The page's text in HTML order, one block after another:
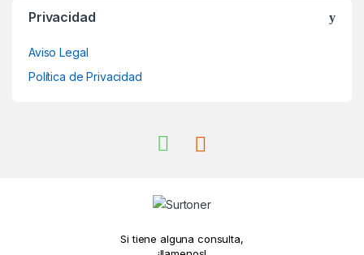
Privacidad
Aviso Legal
Política de Privacidad
Si tiene alguna consulta,